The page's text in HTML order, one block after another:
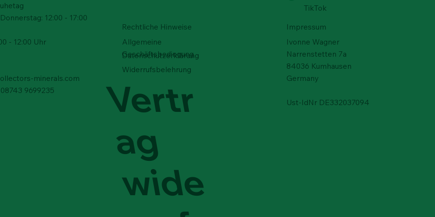
Schnellansicht
Adamit - Durango, Mexiko
Preis
200,00 €
Schnellansicht
Schwefel – Rucalmuto, Italien
80,00 €
Schnellansicht
Schwefel – Rucalmuto, Italien
Preis
100,00 €
Schnellansicht
Baryt – Rio Bacchera Quarry,
190,00 €
Schnellansicht
Schwefel – Rucalmuto, Italien
Nicht verfügbar
Schnellansicht
Turmalin - Paprok, Nuristan,
Afghanistan
Nicht verfügbar
12:00 - 17:00
- 12:00 Uhr
minerals.com
9699235
Rechtliche Hinweise
Allgemeine
Geschäftsbedingung
Datenschutzerklärung
Vertr
ag
wide
Widerrufsbelehrung
TikTok
Impressum
Ivonne Wagner
Narrenstetten 7a
84036 Kumhausen
Germany
Ust-IdNr DE332037094